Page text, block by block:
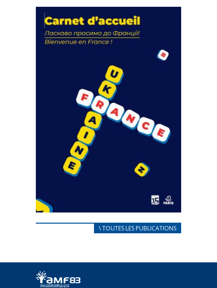
actions
18 septembre 2023
FEUILLETER
CARNET D’ACCUEIL
Afin d’accompagner au mieux les réfugiés
FEUILLETER
\ TOUTES LES PUBLICATIONS